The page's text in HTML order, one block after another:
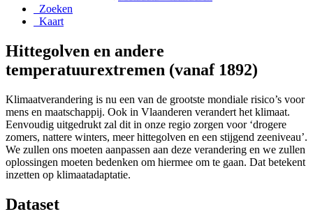
Zoeken
Kaart
Hittegolven en andere
temperatuurextremen (vanaf 1892)
Klimaatverandering is nu een van de grootste mondiale risico’s voor
mens en maatschappij. Ook in Vlaanderen verandert het klimaat.
Eenvoudig uitgedrukt zal dit in onze regio zorgen voor ‘drogere
zomers, nattere winters, meer hittegolven en een stijgend zeeniveau’.
We zullen ons moeten aanpassen aan deze verandering en we zullen
oplossingen moeten bedenken om hiermee om te gaan. Dat betekent
inzetten op klimaatadaptatie.
Dataset